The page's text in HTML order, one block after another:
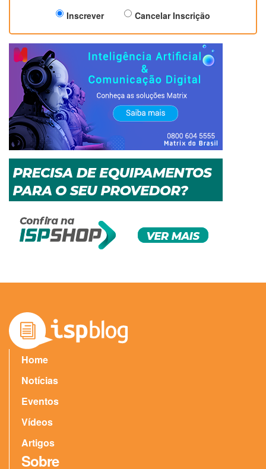
Inscrever Cancelar Inscrição
Home
Notícias
Eventos
Vídeos
Artigos
Sobre